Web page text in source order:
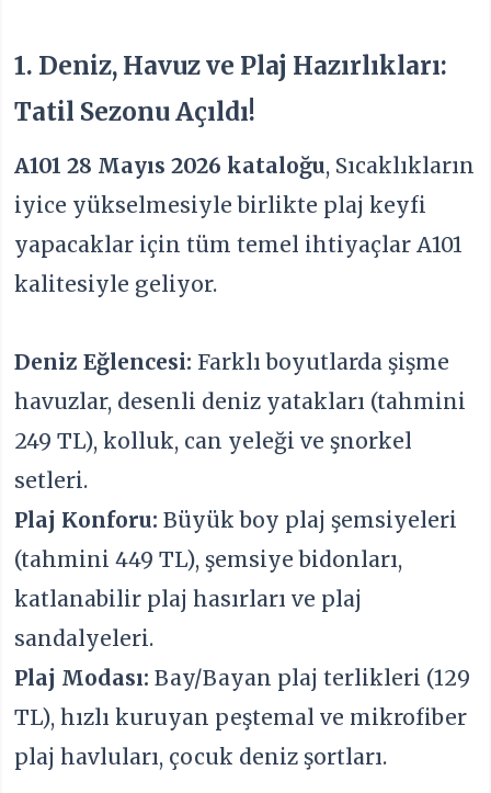
1. Deniz, Havuz ve Plaj Hazırlıkları:
Tatil Sezonu Açıldı!
A101 28 Mayıs 2026 kataloğu, Sıcaklıkların
iyice yükselmesiyle birlikte plaj keyfi
yapacaklar için tüm temel ihtiyaçlar A101
kalitesiyle geliyor.
Deniz Eğlencesi: Farklı boyutlarda şişme
havuzlar, desenli deniz yatakları (tahmini
249 TL), kolluk, can yeleği ve şnorkel
setleri.
Plaj Konforu: Büyük boy plaj şemsiyeleri
(tahmini 449 TL), şemsiye bidonları,
katlanabilir plaj hasırları ve plaj
sandalyeleri.
Plaj Modası: Bay/Bayan plaj terlikleri (129
TL), hızlı kuruyan peştemal ve mikrofiber
plaj havluları, çocuk deniz şortları.